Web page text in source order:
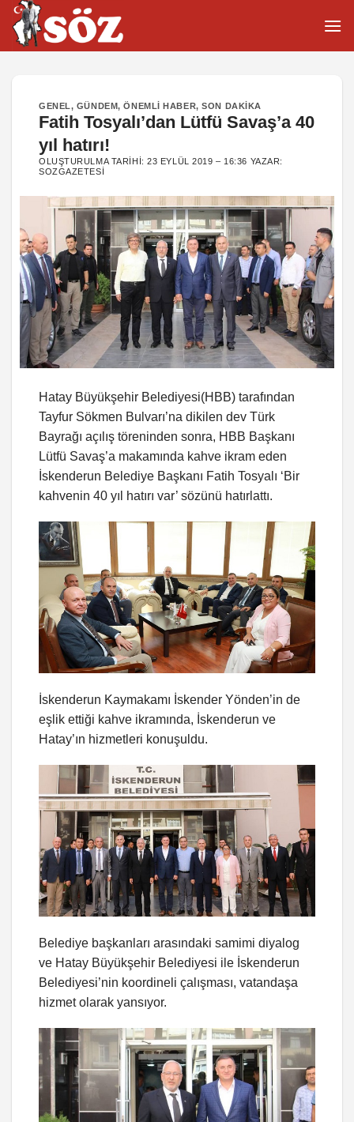
İçeriğe
atla
GENEL, GÜNDEM,ÖNEMLI HABER,SON DAKIKA
Fatih Tosyalı’dan Lütfü Savaş’a 40
yıl hatırı!
OLUŞTURULMA TARIHI:23 EYLÜL 2019 – 16:36 YAZAR:
SOZGAZETESI
Hatay Büyükşehir Belediyesi(HBB) tarafından
Tayfur Sökmen Bulvarı’na dikilen dev Türk
Bayrağı açılış töreninden sonra, HBB Başkanı
Lütfü Savaş’a makamında kahve ikram eden
İskenderun Belediye Başkanı Fatih Tosyalı ‘Bir
kahvenin 40 yıl hatırı var’ sözünü hatırlattı.
İskenderun Kaymakamı İskender Yönden’in de
eşlik ettiği kahve ikramında, İskenderun ve
Hatay’ın hizmetleri konuşuldu.
Belediye başkanları arasındaki samimi diyalog
ve Hatay Büyükşehir Belediyesi ile İskenderun
Belediyesi’nin koordineli çalışması, vatandaşa
hizmet olarak yansıyor.